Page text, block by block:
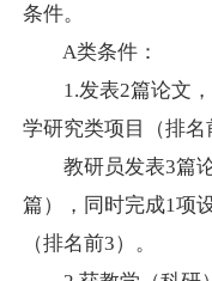
条件。
A类条件：
1.发表2篇论文
学研究类项目（排名
教研员发表3篇
篇），同时完成1项
（排名前3）。